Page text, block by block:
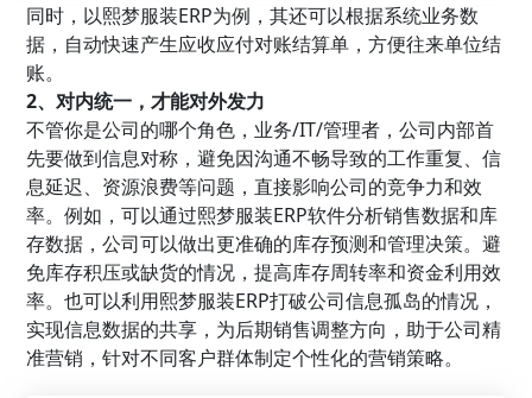
同时，以熙梦服装ERP为例，其还可以根据系统业务数
据，自动快速产生应收应付对账结算单，方便往来单位结
账。
2、对内统一，才能对外发力
不管你是公司的哪个角色，业务/IT/管理者，公司内部首
先要做到信息对称，避免因沟通不畅导致的工作重复、信
息延迟、资源浪费等问题，直接影响公司的竞争力和效
率。例如，可以通过熙梦服装ERP软件分析销售数据和库
存数据，公司可以做出更准确的库存预测和管理决策。避
免库存积压或缺货的情况，提高库存周转率和资金利用效
率。也可以利用熙梦服装ERP打破公司信息孤岛的情况，
实现信息数据的共享，为后期销售调整方向，助于公司精
准营销，针对不同客户群体制定个性化的营销策略。